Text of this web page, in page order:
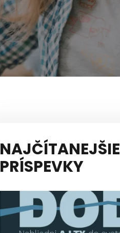
NAJČÍTANEJŠIE
PRÍSPEVKY